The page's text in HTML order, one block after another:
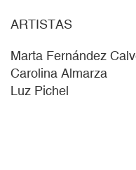
ARTISTAS
Marta Fernández
Carolina Almarza
Luz Pichel